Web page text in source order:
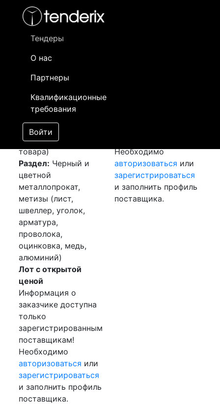
Тендеры
О нас
Партнеры
Квалификационные
требования
Войти
- активный лот
- сохраненный лот (не опубликован)
Закупка: Арматура и
проволока
[Завершен]
Лот №:2211
АУКЦИОН (покупка
товара)
Раздел: Черный и
цветной
металлопрокат,
метизы (лист,
швеллер, уголок,
арматура,
проволока,
оцинковка, медь,
алюминий)
Лот с открытой
ценой
Информация о
заказчике доступна
только
зарегистрированным
поставщикам!
Необходимо
авторизоваться или
зарегистрироваться
и заполнить профиль
поставщика.
Необходимо
авторизоваться или
зарегистрироваться
и заполнить профиль
поставщика.